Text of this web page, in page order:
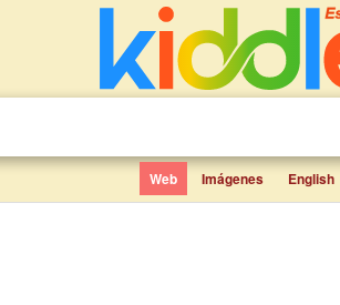
Web Imágenes English